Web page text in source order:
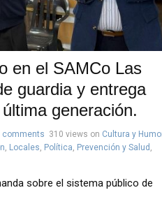
en el SAMCo Las
guardia y entrega
generación.
comments 310 views on Cultura y
Locales Política Prevención y Salud
sobre el sistema público de